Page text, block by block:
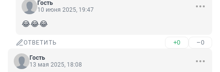
Гость
10 июня 2025, 19:47
😂😂😂
ОТВЕТИТЬ +0 –0
Гость
13 мая 2025, 18:08